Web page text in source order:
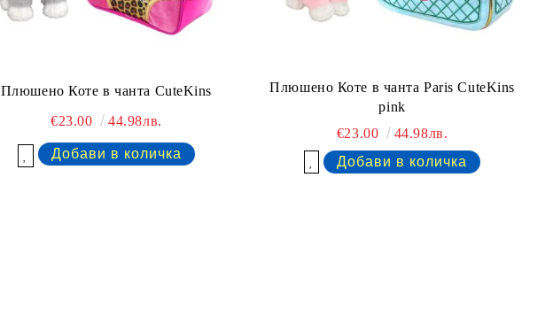
Плюшено Коте в чанта CuteKins
€23.00 44.98лв.
Плюшено Коте в чанта Paris CuteKins
pink
€23.00
44.98лв.